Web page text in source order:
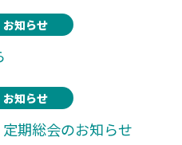
お知らせ
お知らせ
定期総会のお知らせ